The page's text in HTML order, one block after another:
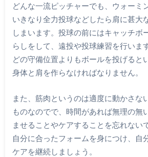
どんな一流ピッチャーでも、ウォーミ
いきなり全力投球などしたら肩に甚大
しまいます。投球の前にはキャッチボ
らしをして、遠投や投球練習を行いま
どの守備位置よりもボールを投げると
身体と肩を作らなければなりません。
また、筋肉というのは適度に動かさな
ものなのでで、時間があれば無理の無
ませることやケアすることを忘れない
自分に合ったフォームを身につけ、自
ケアを継続しましょう。